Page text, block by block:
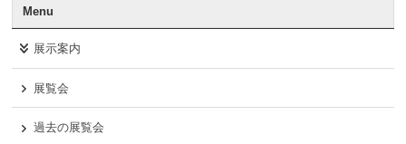
Menu
展示案内
展覧会
過去の展覧会